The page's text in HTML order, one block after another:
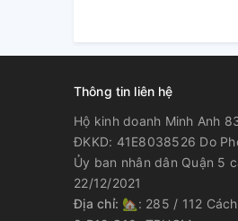
Thông tin liên hệ
Hộ kinh doanh Minh Anh
ĐKKD: 41E8038526 Do
Ủy ban nhân dân Quận 5
22/12/2021
Địa chỉ: 🏡: 285 / 112